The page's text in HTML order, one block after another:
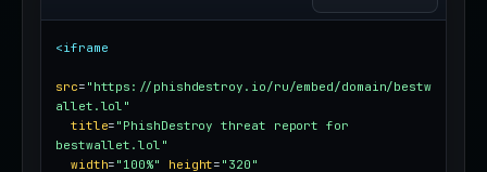
<iframe
src= "https://phishdestroy.io/ru/embed/domain/bestw
allet.lol"
title= "PhishDestroy threat report for
bestwallet.lol"
width= "100%" height= "320"